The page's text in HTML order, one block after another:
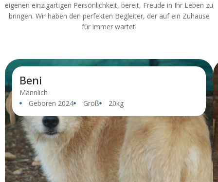
eigenen einzigartigen Persönlichkeit, bereit, Freude in Ihr Leben zu
bringen. Wir haben den perfekten Begleiter, der auf ein Zuhause
für immer wartet!
Beni
Männlich
Geboren 2024
Groß 20kg